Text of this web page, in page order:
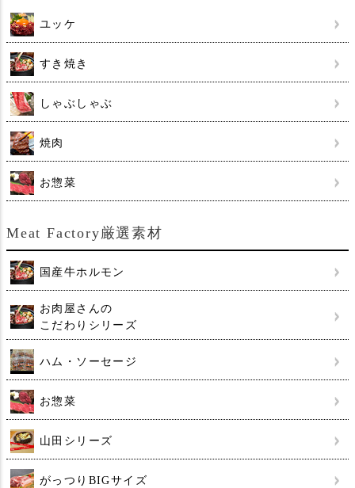
ユッケ
すき焼き
しゃぶしゃぶ
焼肉
お惣菜
Meat Factory厳選素材
国産牛ホルモン
お肉屋さんの
こだわりシリーズ
ハム・ソーセージ
お惣菜
山田シリーズ
がっつりBIGサイズ